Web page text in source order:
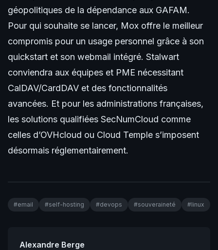
géopolitiques de la dépendance aux GAFAM.
Pour qui souhaite se lancer, Mox offre le meilleur
compromis pour un usage personnel grâce à son
quickstart et son webmail intégré. Stalwart
conviendra aux équipes et PME nécessitant
CalDAV/CardDAV et des fonctionnalités
avancées. Et pour les administrations françaises,
les solutions qualifiées SecNumCloud comme
celles d’OVHcloud ou Cloud Temple s’imposent
désormais réglementairement.
#email #self-hosting #devops #souveraineté #linux
Alexandre Berge